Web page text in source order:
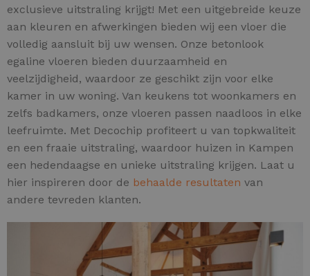
exclusieve uitstraling krijgt! Met een uitgebreide keuze
aan kleuren en afwerkingen bieden wij een vloer die
volledig aansluit bij uw wensen. Onze betonlook
egaline vloeren bieden duurzaamheid en
veelzijdigheid, waardoor ze geschikt zijn voor elke
kamer in uw woning. Van keukens tot woonkamers en
zelfs badkamers, onze vloeren passen naadloos in elke
leefruimte. Met Decochip profiteert u van topkwaliteit
en een fraaie uitstraling, waardoor huizen in Kampen
een hedendaagse en unieke uitstraling krijgen. Laat u
hier inspireren door de behaalde resultaten van
andere tevreden klanten.